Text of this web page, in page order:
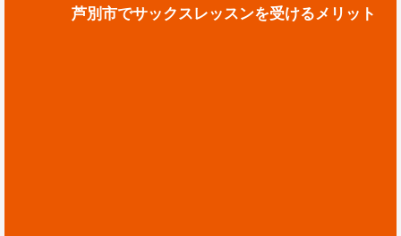
芦別市でサックスレッスンを受けるメリット